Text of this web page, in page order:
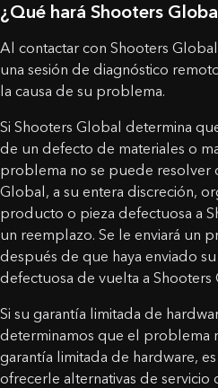
¿Qué hará Shooters
Al contactar con Shooters
una sesión de diagnóstico
la causa de su problema.
Si Shooters Global determina
de un defecto de materiales o
problema no se puede resolver
Global, a su entera discreción,
producto o pieza defectuosa a
un reemplazo. Se le enviará un
después de que haya enviado
defectuosa de vuelta a Shooters
Si su garantía limitada de
determinamos que el problema
garantía limitada de hardware,
ofrecerle alternativas de servicio